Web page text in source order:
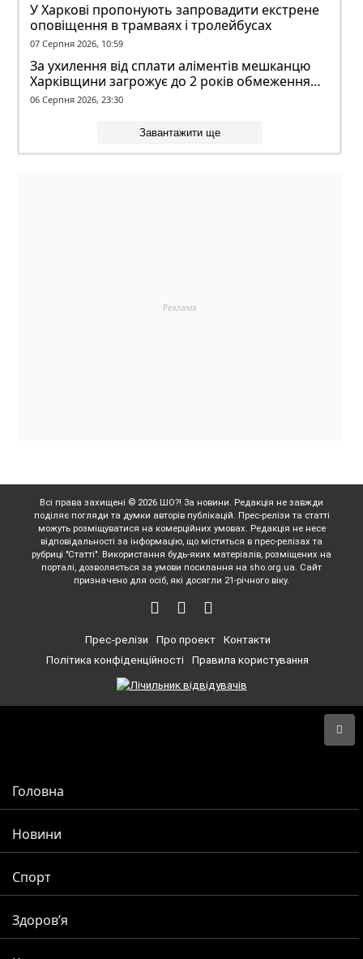
У Харкові пропонують запровадити екстрене
оповіщення в трамваях і тролейбусах
07 Серпня 2026, 10:59
За ухилення від сплати аліментів мешканцю
Харківщини загрожує до 2 років обмеження
волі
06 Серпня 2026, 23:30
Завантажити ще
Всі права захищені © 2026 ШО?! За новини. Редакція не завжди
поділяє погляди та думки авторів публікацій. Прес-релізи та статті
можуть розміщуватися на комерційних умовах. Редакція не несе
відповідальності за інформацію, що міститься в прес-релізах та
рубриці "Статті". Використання будь-яких матеріалів, розміщених на
порталі, дозволяється за умови посилання на sho.org.ua. Сайт
призначено для осіб, які досягли 21-річного віку.
Прес-релізи Про проект
Контакти
Політика конфіденційності
Правила користування
Головна
Новини
Спорт
Здоров’я